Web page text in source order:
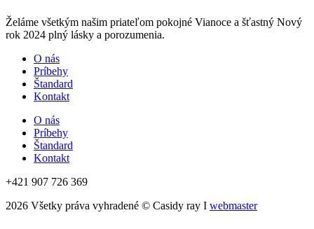
Želáme všetkým našim priateľom pokojné Vianoce a šťastný Nový
rok 2024 plný lásky a porozumenia.
O nás
Príbehy
Štandard
Kontakt
O nás
Príbehy
Štandard
Kontakt
+421 907 726 369
2026 Všetky práva vyhradené © Casidy ray I webmaster